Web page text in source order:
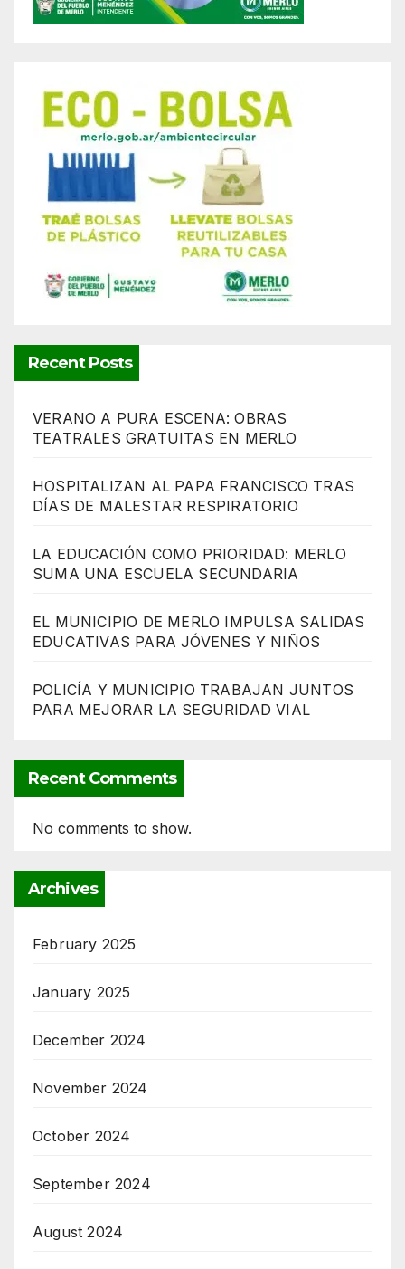
Recent Posts
VERANO A PURA ESCENA: OBRAS
TEATRALES GRATUITAS EN MERLO
HOSPITALIZAN AL PAPA FRANCISCO TRAS
DÍAS DE MALESTAR RESPIRATORIO
LA EDUCACIÓN COMO PRIORIDAD: MERLO
SUMA UNA ESCUELA SECUNDARIA
EL MUNICIPIO DE MERLO IMPULSA SALIDAS
EDUCATIVAS PARA JÓVENES Y NIÑOS
POLICÍA Y MUNICIPIO TRABAJAN JUNTOS
PARA MEJORAR LA SEGURIDAD VIAL
Recent Comments
No comments to show.
Archives
February 2025
January 2025
December 2024
November 2024
October 2024
September 2024
August 2024